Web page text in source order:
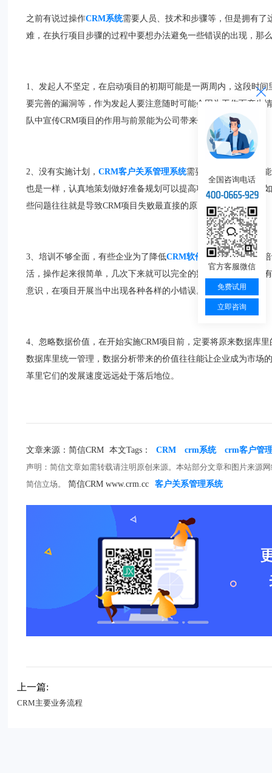
之前有说过操作CRM系统需要人员、技术和步骤等，但是拥有
难，在执行项目步骤的过程中要想办法避免一些错误的出现，那
1、发起人不坚定，在启动项目的初期可能是一两周内，这段时
要完善的漏洞等，作为发起人要注意随时可能会因为工作而产生
队中宣传CRM项目的作用与前景能为公司带来什么样的价值等。
2、没有实施计划，CRM客户关系管理系统需要有完整的计划才
也是一样，认真地策划做好准备规划可以提高项目的成功概率，
些问题往往就是导致CRM项目失败最直接的原因。
3、培训不够全面，有些企业为了降低CRM软件
的部署成本，在
活，操作起来很简单，几次下来就可以完全的熟悉了，但就因为
意识，在项目开展当中出现各种各样的小错误。
4、忽略数据价值，在开始实施CRM项目前，定要将原来数据库
数据库里统一管理，数据分析带来的价值往往能让企业成为市场
革里它们的发展速度远远处于落后地位。
文章来源：简信CRM 本文Tags： CRM crm系统
crm客户管
声明：简信文章如需转载请注明原创来源。本站部分文章和图片来源
简信立场。
简信CRM www.crm.cc 客户关系管理系统
上一篇:
CRM主要业务流程
全国咨询电话
官方客服微信
免费试用
立即咨询